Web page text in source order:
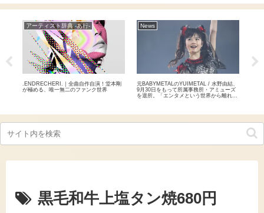
アーティスト辞典 -あ行-
.ENDRECHERI.｜全曲自作自演！堂本剛
が極める、唯一無二のファンク世界
News
元BABYMETALのYUIMETAL / 水野由結、
9月30日をもって所属事務所・アミューズ
を退所。「エンタメという世界から離れて
黒毛和牛上塩タン焼680円